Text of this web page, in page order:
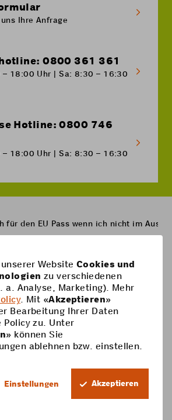
Ihre Anfrage
0800 361 361
– 18:00 Uhr | Sa: 8:30 – 16:30
Hotline: 0800 746
– 18:00 Uhr | Sa: 8:30 – 16:30
für den EU Pass wenn ich nicht im
DE
Website Cookies und
zu verschiedenen
a. Analyse, Marketing). Mehr
. Mit «Akzeptieren»
Bearbeitung Ihrer Daten
Policy zu. Unter
» können Sie
ablehnen bzw. einstellen.
Einstellungen Akzeptieren